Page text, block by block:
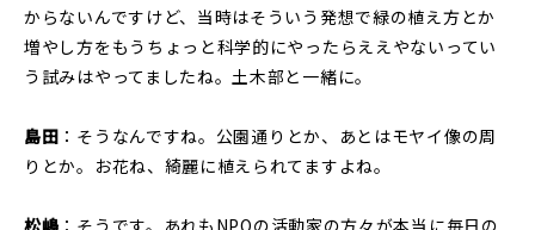
からないんですけど、当時はそういう発想で緑の植え方とか
増やし方をもうちょっと科学的にやったらええやないってい
う試みはやってましたね。土木部と一緒に。
島田 ：そうなんですね。公園通りとか、あとはモヤイ像の周
りとか。お花ね、綺麗に植えられてますよね。
松嶋：そうです。あれもNPOの活動家の方々が本当に毎日の